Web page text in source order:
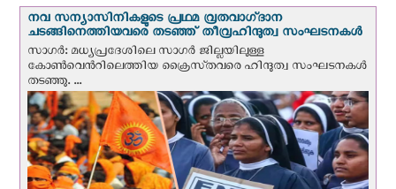
നവ സന്യാസിനികളുടെ പ്രഥമ വ്രതവാഗ്‌ദാന
ചടങ്ങിനെത്തിയവരെ തടഞ്ഞ് തീവ്രഹിന്ദുത്വ സംഘടനകള്‍
സാഗർ: മധ്യപ്രദേശിലെ സാഗർ ജില്ലയിലുള്ള
കോൺവെന്‍റിലെത്തിയ ക്രൈസ്‌തവരെ ഹിന്ദുത്വ സംഘടനകൾ
തടഞ്ഞു. ...